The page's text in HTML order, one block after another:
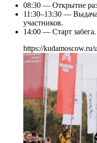
08:30 — Открытие
11:30–13:30 —
участников.
14:00 — Старт забега.
https://kudamoscow.ru/